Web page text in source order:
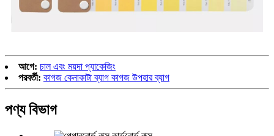
আগে: চাল এবং ময়দা প্যাকেজিং
পরবর্তী: কাগজ কেনাকাটা ব্যাগ কাগজ উপহার ব্যাগ
পণ্য বিভাগ